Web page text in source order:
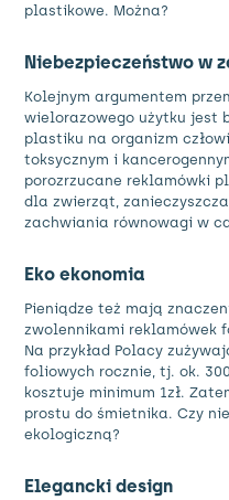
plastikowe. Można?
Niebezpieczeństwo w
Kolejnym argumentem
wielorazowego użytku jest
plastiku na organizm
toksycznym i
porozrzucane reklamówki
dla zwierząt,
zachwiania równowagi w
Eko ekonomia
Pieniądze też mają
zwolennikami reklamówek
Na przykład Polacy
foliowych rocznie, tj. ok.
kosztuje minimum 1zł.
prostu do śmietnika. Czy
ekologiczną?
Elegancki design